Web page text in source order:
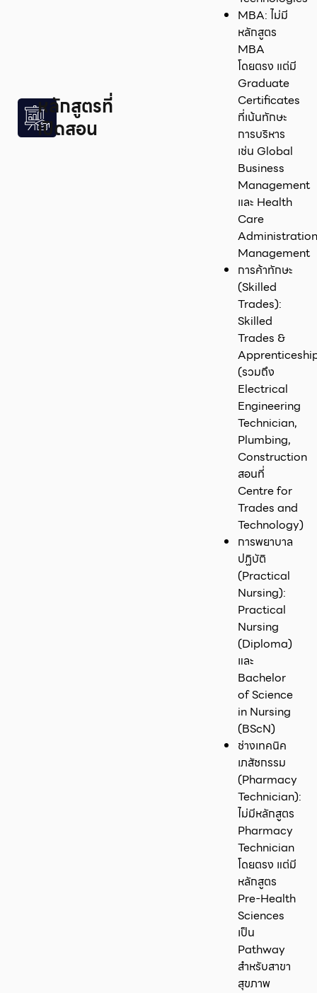
หลักสูตรที่
เปิดสอน
MBA: ไม่มี
หลักสูตร
MBA
โดยตรง แต่มี
Graduate
Certificates
ที่เน้นทักษะ
การบริหาร
เช่น Global
Business
Management
และ Health
Care
Management
การค้าทักษะ
(Skilled
Trades):
Skilled
Trades &
(รวมถึง
Electrical
Engineering
Technician,
Plumbing,
Construction
สอนที่
Centre for
Trades and
Technology)
การพยาบาล
ปฏิบัติ
(Practical
Nursing):
Practical
Nursing
(Diploma)
และ
Bachelor
of Science
in Nursing
(BScN)
ช่างเทคนิค
เภสัชกรรม
(Pharmacy
Technician):
ไม่มีหลักสูตร
Pharmacy
Technician
โดยตรง แต่มี
หลักสูตร
Pre-Health
Sciences
เป็น
Pathway
สำหรับสาขา
สุขภาพ